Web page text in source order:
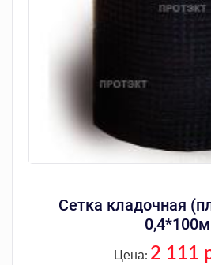
Сетка кладочная
0,4*100м
Цена: 2 111